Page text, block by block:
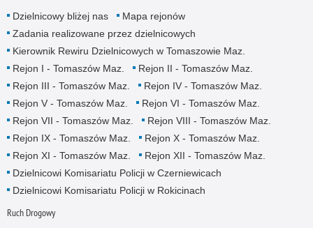
Dzielnicowy bliżej nas
Mapa rejonów
Zadania realizowane przez dzielnicowych
Kierownik Rewiru Dzielnicowych w Tomaszowie Maz.
Rejon I - Tomaszów Maz.
Rejon II - Tomaszów Maz.
Rejon III - Tomaszów Maz.
Rejon IV - Tomaszów Maz.
Rejon V - Tomaszów Maz.
Rejon VI - Tomaszów Maz.
Rejon VII - Tomaszów Maz.
Rejon VIII - Tomaszów Maz.
Rejon IX - Tomaszów Maz.
Rejon X - Tomaszów Maz.
Rejon XI - Tomaszów Maz.
Rejon XII - Tomaszów Maz.
Dzielnicowi Komisariatu Policji w Czerniewicach
Dzielnicowi Komisariatu Policji w Rokicinach
Ruch Drogowy